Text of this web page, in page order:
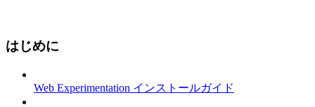
はじめに
Web Experimentation インストールガイド